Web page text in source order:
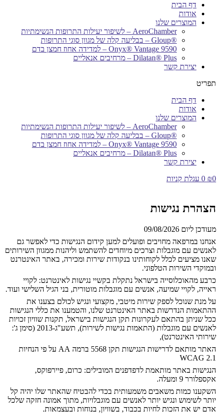
דף הבית
אודות
המוצרים שלנו
AeroChamber – לשיפור יעילות התרופות הנשימתיות
®Gloup – בבליעה קלה של מגוון סוגי התרופות
Onyx® Vantage 9590 – למדידה אחוז חמצן בדם
Dilatan® Plus – מרחיבים אנאליים
יצירת קשר
תפריט
דף הבית
אודות
המוצרים שלנו
AeroChamber – לשיפור יעילות התרופות הנשימתיות
®Gloup – בבליעה קלה של מגוון סוגי התרופות
Onyx® Vantage 9590 – למדידה אחוז חמצן בדם
Dilatan® Plus – מרחיבים אנאליים
יצירת קשר
₪0
0 עגלת קניות
הצהרת נגישות
מעודכן ליום 09/08/2026
אנחנו במרפאה מחויבים ופועלים למען קידום הנגישות כדי לאפשר גם
לאנשים עם מוגבלות וצרכים מיוחדים להשתמש וליהנות ממגוון השירותים
שאנו מציעים לכלל לקוחותינו בנקודות שירות ומכירה, באתר האינטרנט
ובמוקדי השירות הטלפוני.
כרבע מהאוכלוסייה בישראל נתקלת בקשיי נגישות לאינטרנט: לקויי
ראייה, לקויי שמיעה, אנשים עם מוגבלות מוטורית, בני הגיל השלישי ועוד.
על מנת שנוכל לספק שירות מיטבי, מקצועי ונגיש לכולם בצענו את
ההתאמות הנדרשות באתר האינטרנט שלנו, והטמענו את כללי הנגישות
ככל שניתן בהתאם לעקרונות תקן הנגישות בישראל, תקנות שוויון זכויות
לאנשים עם מוגבלות (התאמות נגישות לשירות), תשע"ג-2013 (סימן ג':
שירותי האינטרנט),
האתר מותאם לדרישות הנגישות תקן 5568 ברמה AA על פי הנחיות
WCAG 2.1
הנגישות באתר מותאמת לדפדפנים המובילים: כרום, פיירפוקס,
אקספלורר 9 ומעלה.
השקענו כמות משאבים משמעותית בכדי להבטיח שהאתר שלו יהיה קל
יותר לשימוש ונגיש יותר לאנשים עם מוגבלויות, מתוך אמונה חזקה שלכל
אדם יש את הזכות לחיות בכבוד, בשוויון, בנוחות ובעצמאות.